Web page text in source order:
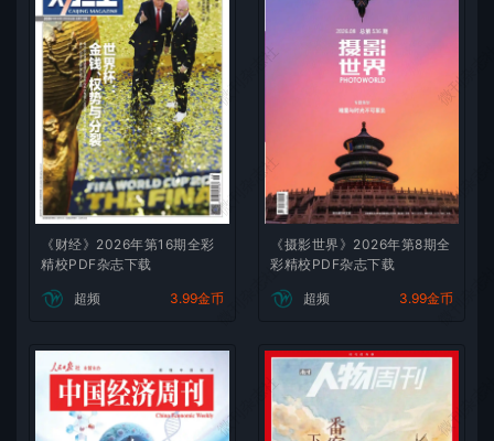
《财经》2026年第16期全彩
精校PDF杂志下载
超频 3.99金币
《摄影世界》2026年第8期全
彩精校PDF杂志下载
超频 3.99金币
微刊杂志社
微刊杂
微刊杂志社
微刊杂
微刊杂志社
微刊杂
微刊杂志社
微刊杂